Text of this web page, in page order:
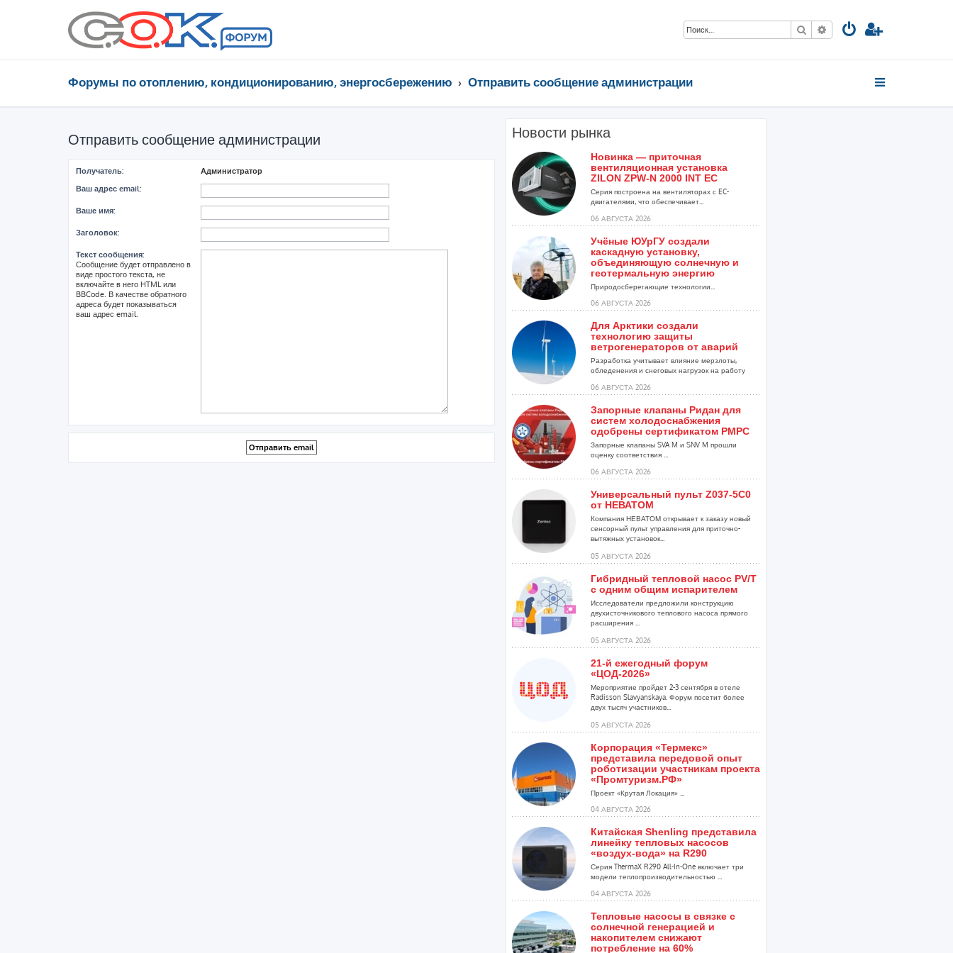
Поиск Расширенный поиск
Форумы по отоплению, кондиционированию, энергосбережению Отправить сообщение администрации
Отправить сообщение администрации
Получатель:
Администратор
Ваш адрес email:
Ваше имя:
Заголовок:
Текст сообщения:
Сообщение будет отправлено в
виде простого текста, не
включайте в него HTML или
BBCode. В качестве обратного
адреса будет показываться
ваш адрес email.
Новости рынка
Новинка — приточная
вентиляционная установка
ZILON ZPW-N 2000 INT EC
Серия построена на вентиляторах с EC-
двигателями, что обеспечивает...
06 АВГУСТА 2026
Учёные ЮУрГУ создали
каскадную установку,
объединяющую солнечную и
геотермальную энергию
Природосберегающие технологии...
06 АВГУСТА 2026
Для Арктики создали
технологию защиты
ветрогенераторов от аварий
Разработка учитывает влияние мерзлоты,
обледенения и снеговых нагрузок на работу
06 АВГУСТА 2026
Запорные клапаны Ридан для
систем холодоснабжения
одобрены сертификатом РМРС
Запорные клапаны SVA M и SNV M прошли
оценку соответствия ...
06 АВГУСТА 2026
Универсальный пульт Z037-5C0
от НЕВАТОМ
Компания НЕВАТОМ открывает к заказу новый
сенсорный пульт управления для приточно-
вытяжных установок...
05 АВГУСТА 2026
Гибридный тепловой насос PV/T
с одним общим испарителем
Исследователи предложили конструкцию
двухисточникового теплового насоса прямого
расширения ...
05 АВГУСТА 2026
21-й ежегодный форум
«ЦОД-2026»
Мероприятие пройдет 2-3 сентября в отеле
Radisson Slavyanskaya. Форум посетит более
двух тысяч участников...
05 АВГУСТА 2026
Корпорация «Термекс»
представила передовой опыт
роботизации участникам проекта
«Промтуризм.РФ»
Проект «Крутая Локация» ...
04 АВГУСТА 2026
Китайская Shenling представила
линейку тепловых насосов
«воздух-вода» на R290
Серия ThermaX R290 All-In-One включает три
модели теплопроизводительностью ...
04 АВГУСТА 2026
Тепловые насосы в связке с
солнечной генерацией и
накопителем снижают
потребление на 60%